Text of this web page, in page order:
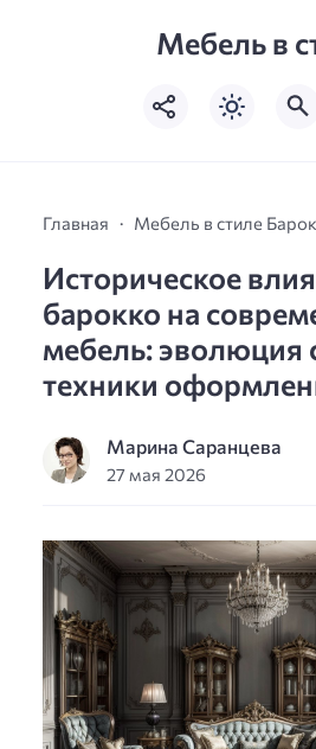
Мебель в
Главная Мебель в стиле
Историческое
барокко на
мебель: эволюция
техники
Марина Саранцева
27 мая 2026